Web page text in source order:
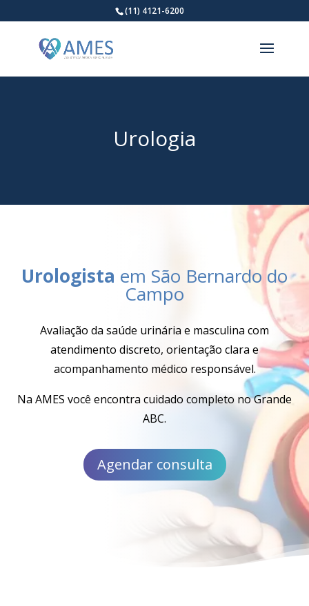
(11) 4121-6200
Urologia
Urologista em São Bernardo do
Campo
Avaliação da saúde urinária e masculina com
atendimento discreto, orientação clara e
acompanhamento médico responsável.
Na AMES você encontra cuidado completo no Grande
ABC.
Agendar consulta